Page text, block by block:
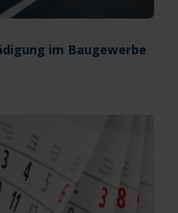
im Baugewerbe